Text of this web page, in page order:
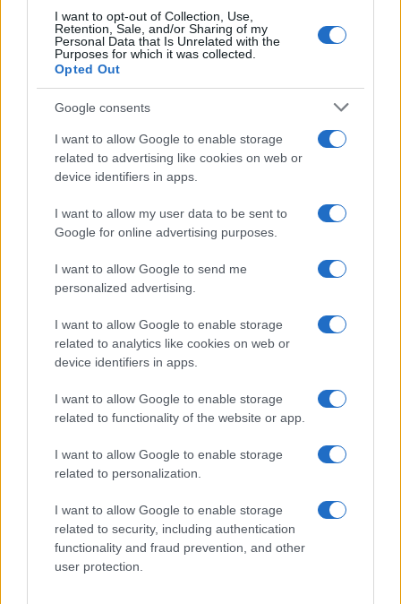
I want to opt-out of Collection, Use,
Retention, Sale, and/or Sharing of my
Personal Data that Is Unrelated with the
Purposes for which it was collected.
Opted Out
Google consents
I want to allow Google to enable storage
related to advertising like cookies on web or
device identifiers in apps.
I want to allow my user data to be sent to
Google for online advertising purposes.
I want to allow Google to send me
personalized advertising.
I want to allow Google to enable storage
related to analytics like cookies on web or
device identifiers in apps.
I want to allow Google to enable storage
related to functionality of the website or app.
I want to allow Google to enable storage
related to personalization.
I want to allow Google to enable storage
related to security, including authentication
functionality and fraud prevention, and other
user protection.
Stipendio medio per ingegnere aerospaziale negli
Emirati Arabi Uniti
Stipendio medio a Um Al Quiwain
Stipendio medio per tecnico informatico negli Emirati
Stipendio medio per ingegnere elettrico negli Emirati
Arabi Uniti
Stipendio medio del direttore creativo negli Emirati
Il portale del lavoro e della carriera. Offerte di lavoro,
stipendi, guide pratiche per trovare un'occupazione,
Offerte di lavoro
TROVARE LAVORO